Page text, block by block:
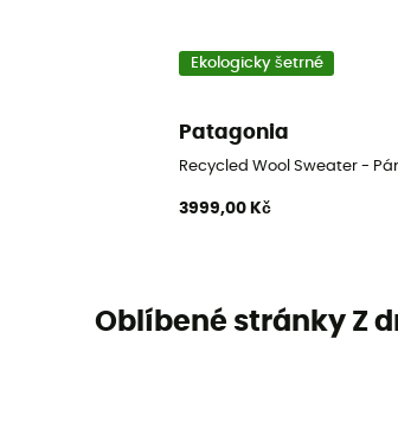
Ekologicky šetrné
Patagonia
Recycled Wool Sweater -
3999,00 Kč
Oblíbené stránky Z